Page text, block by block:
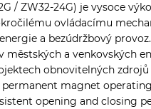
/ ZW32-24G) je vysoce
ovládacímu
a bezúdržbový
a venkovských
obnovitelných zdrojů
magnet
opening and closing